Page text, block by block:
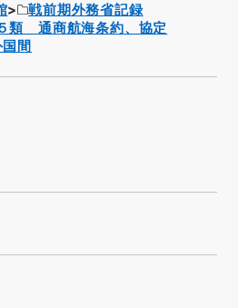
戦前期外務省記録
類 通商航海条約、協定
間